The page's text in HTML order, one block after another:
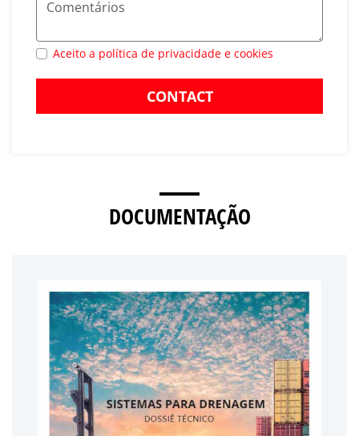
Aceito a política de privacidade e cookies
CONTACT
DOCUMENTAÇÃO